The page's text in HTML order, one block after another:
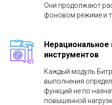
Они продолжают
фоновом режиме и
Нерациональное
инструментов
Каждый модуль
выполнения
функций не по
повышенной